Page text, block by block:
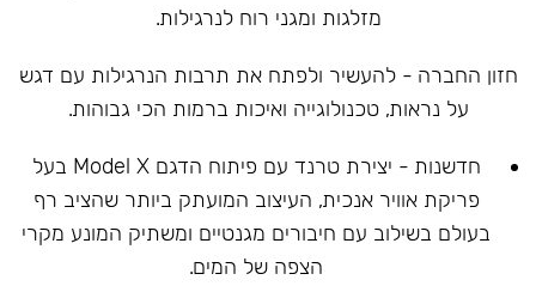
מזלגות ומגני רוח לנרגילות.
חזון החברה - להעשיר ולפתח את תרבות הנרגילות עם דגש
על נראות, טכנולוגייה ואיכות ברמות הכי גבוהות.
חדשנות - יצירת טרנד עם פיתוח הדגם Model X בעל
פריקת אוויר אנכית, העיצוב המועתק ביותר שהציב רף
בעולם בשילוב עם חיבורים מגנטיים ומשתיק המונע מקרי
הצפה של המים.